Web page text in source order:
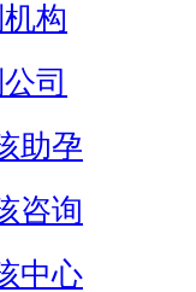
构
司
助孕
咨询
中心